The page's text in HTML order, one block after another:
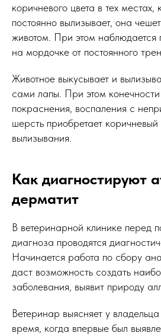
коричневого цвета в тех местах,
постоянно вылизывает, она
животом. При этом наблюдается
на мордочке от постоянного
Животное выкусывает и
сами лапы. При этом
покраснения, воспаления с
шерсть приобретает коричневый
вылизывания.
Как диагностируют
дерматит
В ветеринарной клинике перед
диагноза проводятся
Начинается работа по сбору
даст возможность создать
заболевания, выявит природу
Ветеринар выясняет у
время, когда впервые был